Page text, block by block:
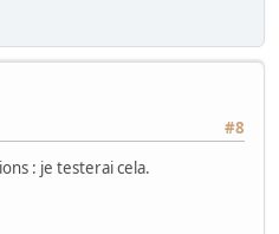
#8
: je testerai cela.